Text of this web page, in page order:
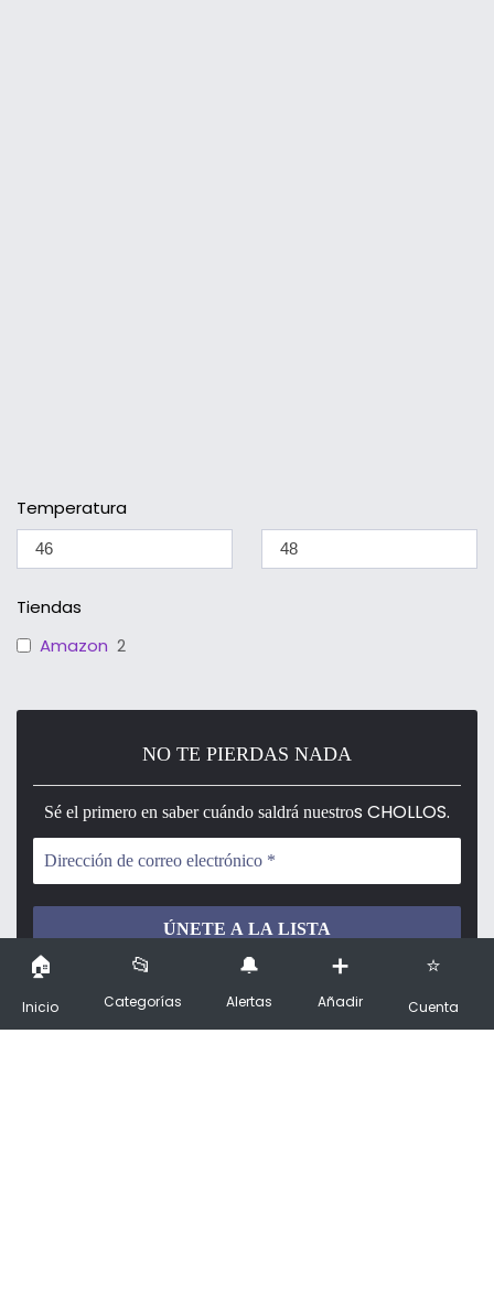
Temperatura
Tiendas
Amazon 2
NO TE PIERDAS NADA
Sé el primero en saber cuándo saldrá nuestros CHOLLOS.
Inicio Categorías Alertas Añadir Cuenta